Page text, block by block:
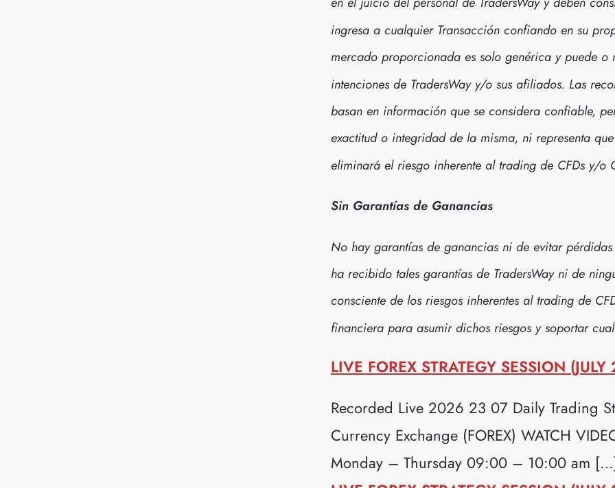
ingresa a cualquier Transacción confiando en su
mercado proporcionada es solo genérica y puede o
intenciones de TradersWay y/o sus afiliados. Las
basan en información que se considera confiable,
exactitud o integridad de la misma, ni representa
eliminará el riesgo inherente al trading de CFDs y/o
Sin Garantías de Ganancias
No hay garantías de ganancias ni de evitar
ha recibido tales garantías de TradersWay ni de
consciente de los riesgos inherentes al trading de
financiera para asumir dichos riesgos y soportar
LIVE FOREX STRATEGY SESSION
Recorded Live 2026 23 07 Daily Trading
Currency Exchange (FOREX) WATCH
Monday – Thursday 09:00 – 10:00 am